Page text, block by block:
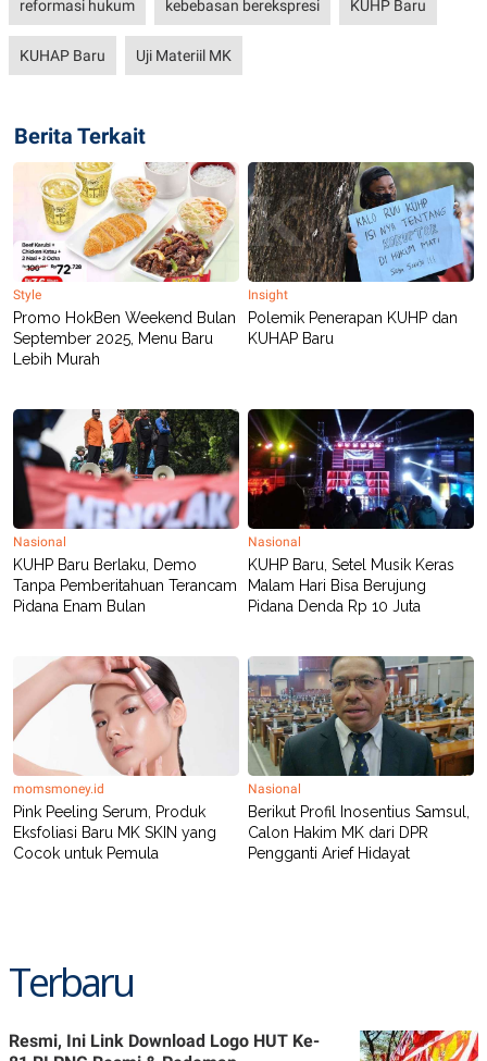
reformasi hukum kebebasan berekspresi KUHP Baru
KUHAP Baru Uji Materiil MK
Berita Terkait
Style
Promo HokBen Weekend Bulan
September 2025, Menu Baru
Lebih Murah
Insight
Polemik Penerapan KUHP dan
KUHAP Baru
Nasional
KUHP Baru Berlaku, Demo
Tanpa Pemberitahuan Terancam
Pidana Enam Bulan
Nasional
KUHP Baru, Setel Musik Keras
Malam Hari Bisa Berujung
Pidana Denda Rp 10 Juta
momsmoney.id
Pink Peeling Serum, Produk
Eksfoliasi Baru MK SKIN yang
Cocok untuk Pemula
Nasional
Berikut Profil Inosentius Samsul,
Calon Hakim MK dari DPR
Pengganti Arief Hidayat
Terbaru
Resmi, Ini Link Download Logo HUT Ke-